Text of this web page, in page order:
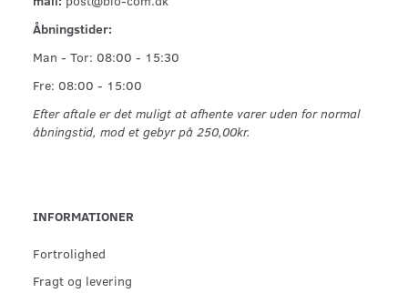
Åbningstider:
Man - Tor: 08:00 - 15:30
Fre: 08:00 - 15:00
Efter aftale er det muligt at afhente varer uden for normal
åbningstid, mod et gebyr på 250,00kr.
INFORMATIONER
Fortrolighed
Fragt og levering